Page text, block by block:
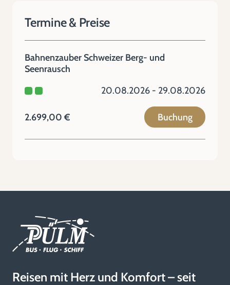
Termine & Preise
Bahnenzauber Schweizer Berg- und
Seenrausch
20.08.2026 - 29.08.2026
2.699,00 € Buchung
Reisen mit Herz und Komfort – seit